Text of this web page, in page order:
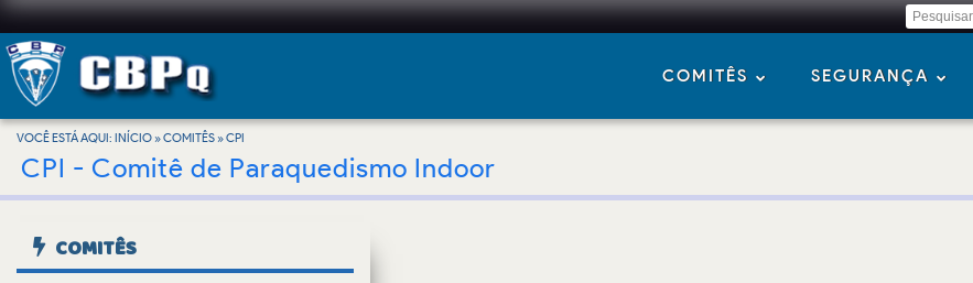
COMITÊS SEGURANÇA
VOCÊ ESTÁ AQUI: INÍCIO»COMITÊS»CPI
CPI - Comitê de Paraquedismo Indoor
COMITÊS